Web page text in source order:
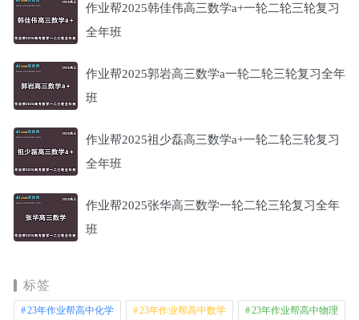
作业帮2025韩佳伟高三数学a+一轮二轮三轮复习
全年班
作业帮2025郭岩高三数学a一轮二轮三轮复习全年
班
作业帮2025祖少磊高三数学a+一轮二轮三轮复习
全年班
作业帮2025张华高三数学一轮二轮三轮复习全年
班
标签
23年作业帮高中化学 23年作业帮高中数学 23年作业帮高中物理